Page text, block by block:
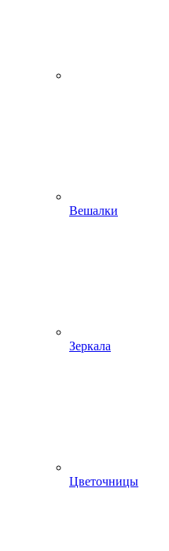
Вешалки
Зеркала
Цветочницы